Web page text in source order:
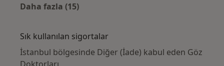
Daha fazla (15)
Sık kullanılan sigortalar
İstanbul bölgesinde Diğer (İade) kabul eden Göz